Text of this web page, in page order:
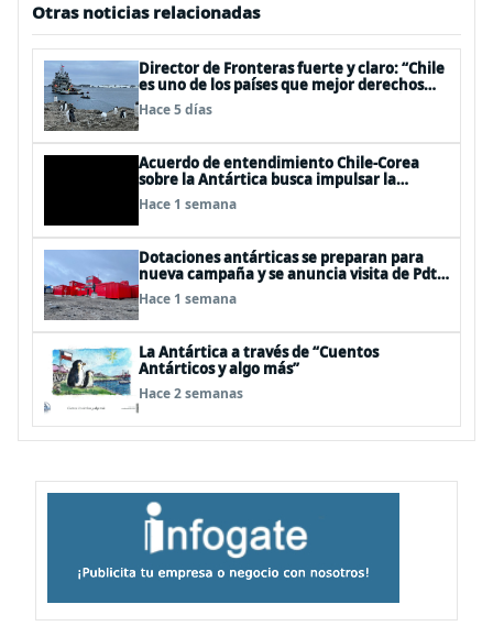
Otras noticias relacionadas
Director de Fronteras fuerte y claro: “Chile
es uno de los países que mejor derechos
tiene para sustentar una reclamación de
territorio antártico”
Hace 5 días
Acuerdo de entendimiento Chile-Corea
sobre la Antártica busca impulsar la
investigación científica
Hace 1 semana
Dotaciones antárticas se preparan para
nueva campaña y se anuncia visita de Pdte
Kast y su gabinete al continente blanco
Hace 1 semana
La Antártica a través de “Cuentos
Antárticos y algo más”
Hace 2 semanas